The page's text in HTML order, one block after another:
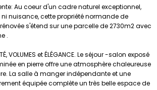
Au coeur d'un cadre naturel exceptionnel,
nuisance, cette propriété normande de
s'étend sur une parcelle de 2730m2 avec
.
VOLUMES et ÉLÉGANCE. Le séjour -salon exposé
en pierre offre une atmosphère chaleureuse
La salle à manger indépendante et une
équipée complète un très belle espace de